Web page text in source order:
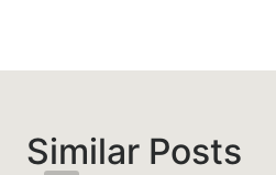
Similar Posts